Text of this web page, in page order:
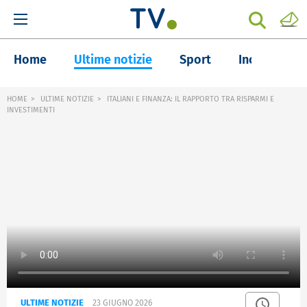
Home Ultime notizie Sport Inchieste
HOME ULTIME NOTIZIE
ITALIANI E FINANZA: IL RAPPORTO TRA RISPARMI E
INVESTIMENTI
ULTIME NOTIZIE 23 GIUGNO 2026